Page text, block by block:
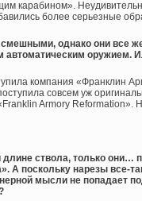
карабином».
более серьезные
однако они все
оружием.
компания «Франклин
совсем уж
Armory Reformation».
ствола, только они…
А поскольку нарезы все-
мысли не попадает